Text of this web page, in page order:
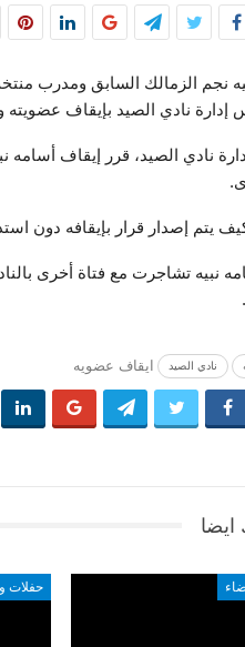
نجم الزمالك السابق ومدرب
نادي الصيد بإيقاف عضويته
نادي الصيد، قرر إيقاف أسامه
يتم إصدار قرار بإيقافه دون
نبيه تشاجرت مع فتاة أخرى
ايقاف عضويه نادي الصيد
ايضا
حفلات و